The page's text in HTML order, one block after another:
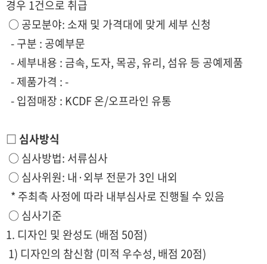
경우 1건으로 취급
○ 공모분야: 소재 및 가격대에 맞게 세부 신청
- 구분 : 공예부문
- 세부내용 : 금속, 도자, 목공, 유리, 섬유 등 공예제품
- 제품가격 : -
- 입점매장 : KCDF 온/오프라인 유통
□ 심사방식
○ 심사방법: 서류심사
○ 심사위원: 내·외부 전문가 3인 내외
* 주최측 사정에 따라 내부심사로 진행될 수 있음
○ 심사기준
1. 디자인 및 완성도 (배점 50점)
1) 디자인의 참신함 (미적 우수성, 배점 20점)